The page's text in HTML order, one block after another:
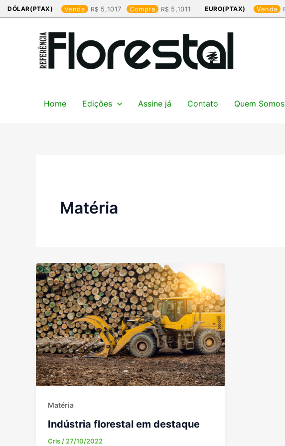
DÓLAR(PTAX) Venda 5,1017 Compra 5,1011 EURO(PTAX) Venda
para
Home Edições Assine já Contato Quem Somos
Matéria
Matéria
Indústria florestal em destaque
Cris / 27/10/2022